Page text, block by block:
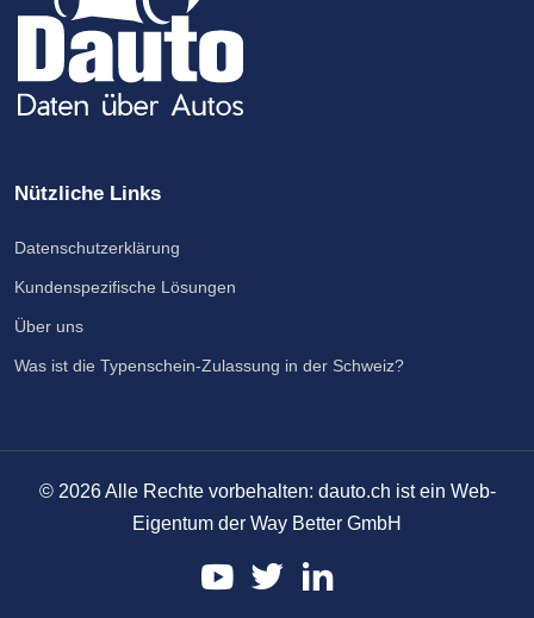
Nützliche Links
Datenschutzerklärung
Kundenspezifische Lösungen
Über uns
Was ist die Typenschein-Zulassung in der Schweiz?
© 2026Alle Rechte vorbehalten: dauto.ch ist ein Web-
Eigentum der Way Better GmbH